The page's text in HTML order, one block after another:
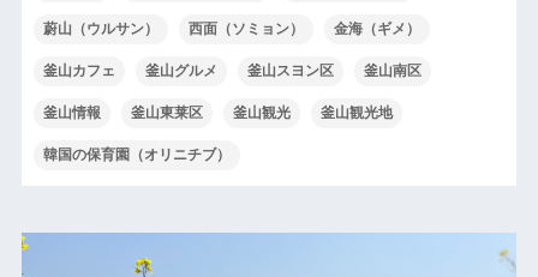
蔚山（ウルサン） 西面（ソミョン） 金海（ギメ）
釜山カフェ 釜山グルメ 釜山スヨン区 釜山南区
釜山情報 釜山東莱区 釜山観光 釜山観光地
韓国の保育園（オリニチブ）